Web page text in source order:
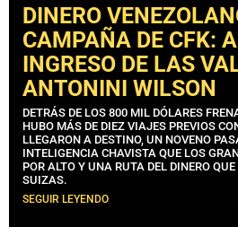
DINERO
CAMPAÑA DE CFK:
INGRESO DE LAS
ANTONINI WILSON
DETRÁS DE LOS 800 MIL DÓLARES
HUBO MÁS DE DIEZ VIAJES PREVIOS
LLEGARON A DESTINO, UN NOVENO
INTELIGENCIA CHAVISTA QUE LOS
POR ALTO Y UNA RUTA DEL DINERO
SUIZAS.
SEGUIR LEYENDO